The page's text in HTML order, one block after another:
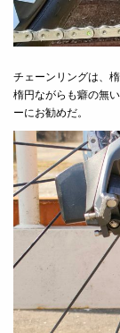
チェーンリングは、
楕円ながらも癖の無
ーにお勧めだ。